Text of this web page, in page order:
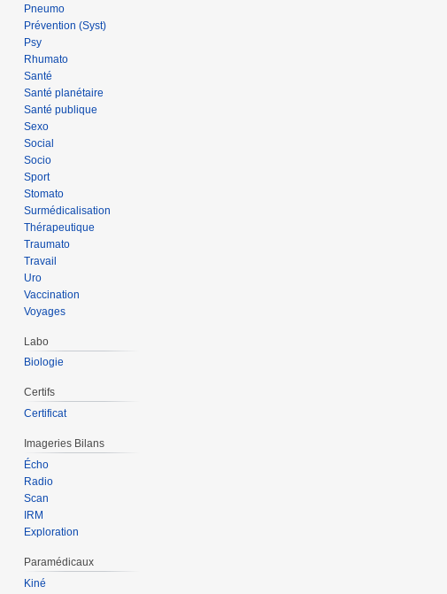
Pneumo
Prévention (Syst)
Psy
Rhumato
Santé
Santé planétaire
Santé publique
Sexo
Social
Socio
Sport
Stomato
Surmédicalisation
Thérapeutique
Traumato
Travail
Uro
Vaccination
Voyages
Labo
Biologie
Certifs
Certificat
Imageries Bilans
Écho
Radio
Scan
IRM
Exploration
Paramédicaux
Kiné